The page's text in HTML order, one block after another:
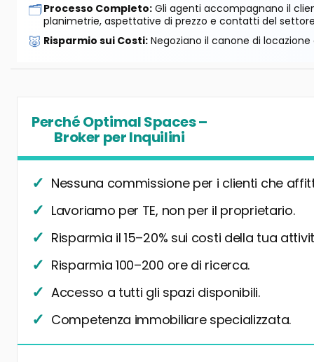
🗂️Processo Completo: Gli agenti accompagnano il
planimetrie, aspettative di prezzo e contatti del
🐷 Risparmio sui Costi: Negoziano il canone di
Perché Optimal Spaces –
Broker per Inquilini
Nessuna commissione per i clienti che
Lavoriamo per TE, non per il proprietario.
Risparmia il 15–20% sui costi della tua
Risparmia 100–200 ore di ricerca.
Accesso a tutti gli spazi disponibili.
Competenza immobiliare specializzata.